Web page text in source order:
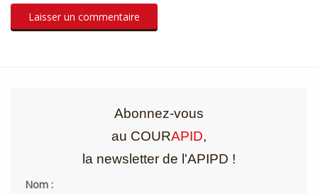
Abonnez-vous
au COURAPID,
la newsletter de l'APIPD !
Nom :